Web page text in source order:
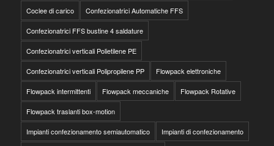
Coclee di carico Confezionatrici Automatiche FFS
Confezionatrici FFS bustine 4 saldature
Confezionatrici verticali Polietilene PE
Confezionatrici verticali Polipropilene PP Flowpack elettroniche
Flowpack intermittenti Flowpack meccaniche Flowpack Rotative
Flowpack traslanti box-motion
Impianti confezionamento semiautomatico Impianti di confezionamento